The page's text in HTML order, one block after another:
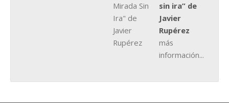
sin ira” de
Javier
Rupérez
más
información...